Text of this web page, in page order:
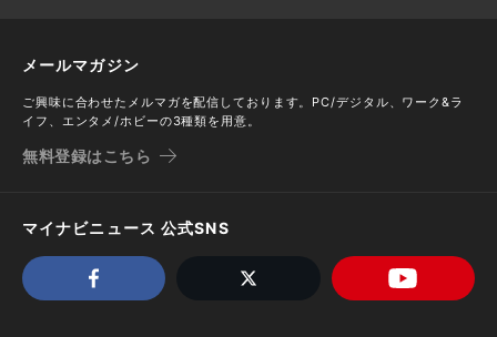
メールマガジン
ご興味に合わせたメルマガを配信しております。PC/デジタル、ワーク&ラ
イフ、エンタメ/ホビーの3種類を用意。
無料登録はこちら
マイナビニュース 公式SNS